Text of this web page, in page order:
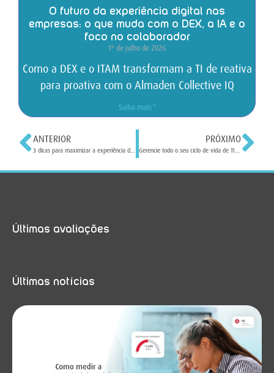
O futuro da experiência digital nas
empresas: o que muda com o DEX, a IA e o
foco no colaborador
1º de julho de 2026
Como a DEX e o ITAM transformam a TI de reativa
para proativa com o Almaden Collective IQ
Saiba mais "
ANTERIOR
3 dicas para maximizar a experiência digital de seus funcionários e aumentar a produtividade
PRÓXIMO
Gerencie todo o seu ciclo de vida de TI em uma única plataforma
Últimas notícias
Últimas avaliações